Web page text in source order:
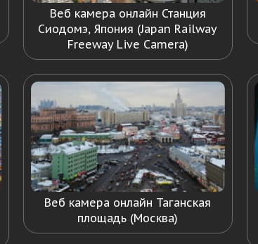
Веб камера онлайн Станция
Сиодомэ, Япония (Japan Railway
Freeway Live Camera)
Веб камера онлайн Таганская
площадь (Москва)